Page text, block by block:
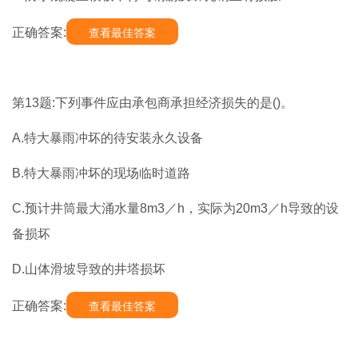
正确答案: 查看最佳答案
第13题:下列事件应由承包商承担经济损失的是()。
A.特大暴雨冲坏的待安装永久设备
B.特大暴雨冲坏的现场临时道路
C.预计井筒最大涌水量8m3／h，实际为20m3／h导致的设
备损坏
D.山体滑坡导致的井塔损坏
正确答案: 查看最佳答案